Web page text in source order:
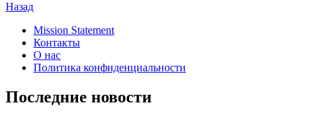
Назад
Mission Statement
Контакты
О нас
Политика конфиденциальности
Последние новости